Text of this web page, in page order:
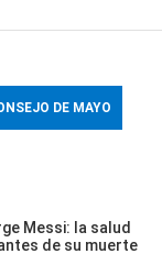
DE MAYO
Messi: la salud
de su muerte